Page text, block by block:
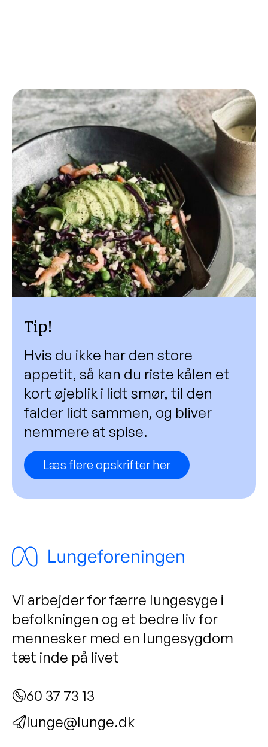
Gulerodssuppe
Tip!
Hvis du ikke har den store
appetit, så kan du riste kålen et
kort øjeblik i lidt smør, til den
falder lidt sammen, og bliver
nemmere at spise.
Læs flere opskrifter her
Vi arbejder for færre lungesyge i
befolkningen og et bedre liv for
mennesker med en lungesygdom
tæt inde på livet
60 37 73 13
lunge@lunge.dk